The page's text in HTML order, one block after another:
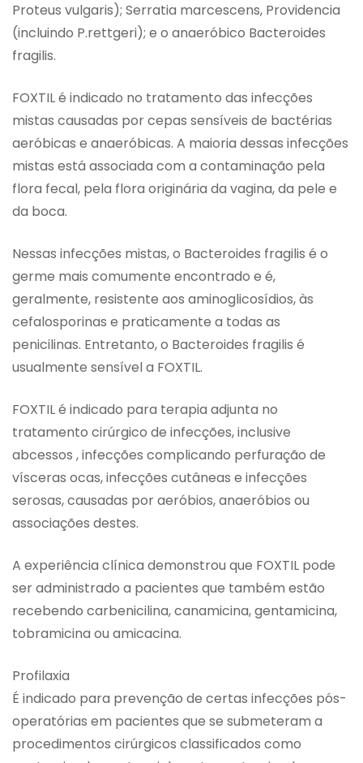
Proteus vulgaris); Serratia marcescens, Providencia
(incluindo P.rettgeri); e o anaeróbico Bacteroides
fragilis.
FOXTIL é indicado no tratamento das infecções
mistas causadas por cepas sensíveis de bactérias
aeróbicas e anaeróbicas. A maioria dessas infecções
mistas está associada com a contaminação pela
flora fecal, pela flora originária da vagina, da pele e
da boca.
Nessas infecções mistas, o Bacteroides fragilis é o
germe mais comumente encontrado e é,
geralmente, resistente aos aminoglicosídios, às
cefalosporinas e praticamente a todas as
penicilinas. Entretanto, o Bacteroides fragilis é
usualmente sensível a FOXTIL.
FOXTIL é indicado para terapia adjunta no
tratamento cirúrgico de infecções, inclusive
abcessos , infecções complicando perfuração de
vísceras ocas, infecções cutâneas e infecções
serosas, causadas por aeróbios, anaeróbios ou
associações destes.
A experiência clínica demonstrou que FOXTIL pode
ser administrado a pacientes que também estão
recebendo carbenicilina, canamicina, gentamicina,
tobramicina ou amicacina.
Profilaxia
É indicado para prevenção de certas infecções pós-
operatórias em pacientes que se submeteram a
procedimentos cirúrgicos classificados como